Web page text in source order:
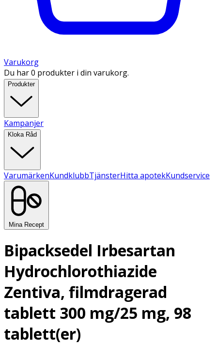
Varukorg
Du har 0 produkter i din varukorg.
Produkter
Kampanjer
Kloka Råd
VarumärkenKundklubbTjänsterHitta apotekKundservice
Mina Recept
Bipacksedel Irbesartan
Hydrochlorothiazide
Zentiva, filmdragerad
tablett 300 mg/25 mg, 98
tablett(er)